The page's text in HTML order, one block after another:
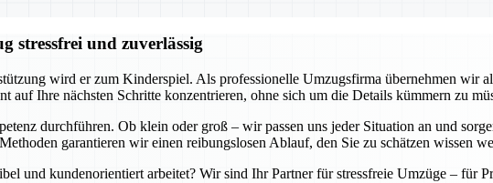
stressfrei und zuverlässig
wird er zum Kinderspiel. Als professionelle Umzugsfirma übernehmen wir
auf Ihre nächsten Schritte konzentrieren, ohne sich um die Details kümmern zu
durchführen. Ob klein oder groß – wir passen uns jeder Situation an und
garantieren wir einen reibungslosen Ablauf, den Sie zu schätzen wissen
und kundenorientiert arbeitet? Wir sind Ihr Partner für stressfreie Umzüge – für